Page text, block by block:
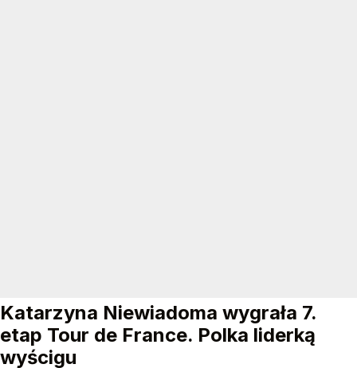
Katarzyna Niewiadoma wygrała 7.
etap Tour de France. Polka liderką
wyścigu